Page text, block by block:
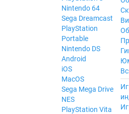
Nintendo 64
Sega Dreamcast
PlayStation
Portable
Nintendo DS
Android
iOS
MacOS
Sega Mega Drive
NES
PlayStation Vita